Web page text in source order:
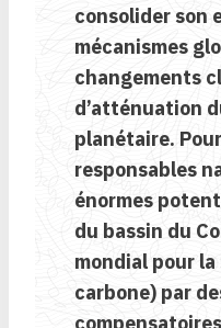
consolider son
mécanismes
changements
d’atténuation
planétaire.
responsables
énormes
du bassin du
mondial pour
carbone) par